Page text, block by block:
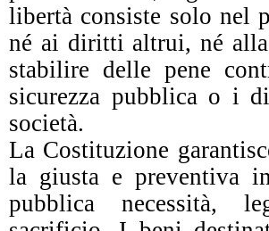
libertà consiste solo nel
né ai diritti altrui, né
stabilire delle pene
sicurezza pubblica o i
società.
La Costituzione
la giusta e preventiva
pubblica necessità,